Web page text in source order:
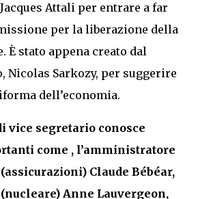
Attali per entrare a far
per la liberazione della
È stato appena creato dal
Nicolas Sarkozy, per suggerire
dell’economia.
vice segretario conosce
come , l’amministratore
Claude Bébéar,
Anne Lauvergeon,